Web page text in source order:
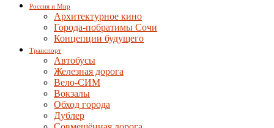
Россия и Мир
Архитектурное кино
Города-побратимы Сочи
Концепции будущего
Транспорт
Автобусы
Железная дорога
Вело-СИМ
Вокзалы
Обход города
Дублер